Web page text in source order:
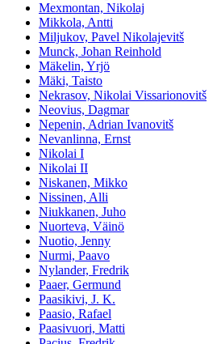
Mexmontan, Nikolaj
Mikkola, Antti
Miljukov, Pavel Nikolajevitš
Munck, Johan Reinhold
Mäkelin, Yrjö
Mäki, Taisto
Nekrasov, Nikolai Vissarionovitš
Neovius, Dagmar
Nepenin, Adrian Ivanovitš
Nevanlinna, Ernst
Nikolai I
Nikolai II
Niskanen, Mikko
Nissinen, Alli
Niukkanen, Juho
Nuorteva, Väinö
Nuotio, Jenny
Nurmi, Paavo
Nylander, Fredrik
Paaer, Germund
Paasikivi, J. K.
Paasio, Rafael
Paasivuori, Matti